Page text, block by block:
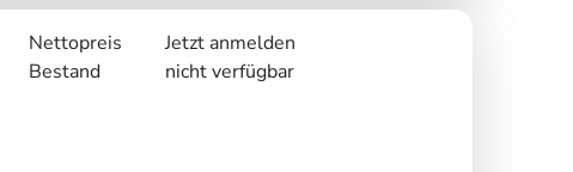
Nettopreis
Jetzt anmelden
Bestand
nicht verfügbar